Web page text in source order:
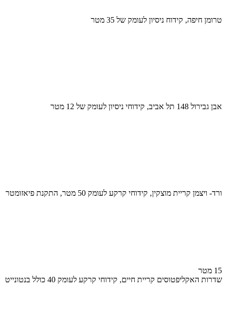
טרומן חיפה, קידוח ניסיון לעומק של 35 מטר
אבן גבירול 148 תל אביב, קידוחי ניסיון לעומק של 12 מטר
ורד- ויצמן קריית מוצקין, קידוחי קרקע לעומק 50 מטר, התקנת פיאזומטר
15 מטר
שדרות האקליפטוסים קריית חיים, קידוחי קרקע לעומק 40 כולל בנטונייט